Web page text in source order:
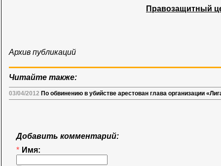
Правозащитный
Архив публикаций
Читайте также:
03/04/2012 По обвинению в убийстве арестован глава организации
Добавить комментарий:
* Имя: